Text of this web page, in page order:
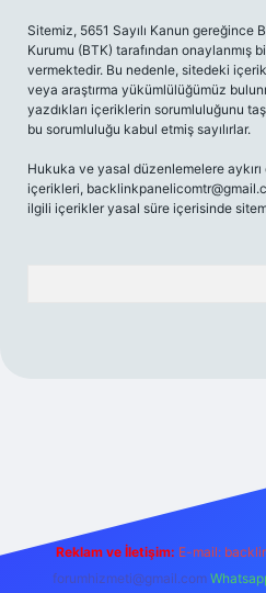
Sitemiz, 5651 Sayılı Kanun gereğince
Kurumu (BTK) tarafından onaylanmış
vermektedir. Bu nedenle, sitedeki
veya araştırma yükümlülüğümüz
yazdıkları içeriklerin sorumluluğunu
bu sorumluluğu kabul etmiş sayılırlar.
Hukuka ve yasal düzenlemelere
içerikleri,
ilgili içerikler yasal süre içerisinde
Reklam ve İletişim: E-mail:
forumhizmeti@gmail.com